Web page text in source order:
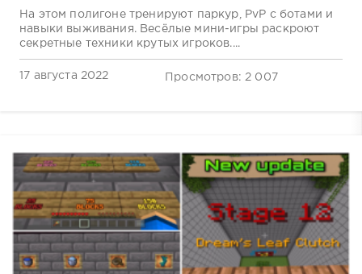
На этом полигоне тренируют паркур, PvP с ботами и
навыки выживания. Весёлые мини-игры раскроют
секретные техники крутых игроков....
17 августа 2022 Просмотров: 2 007